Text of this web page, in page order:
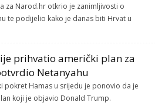
za Narod.hr otkrio je zanimljivosti o
te podijelio kako je danas biti Hrvat u
prihvatio američki plan za
Netanyahu
pokret Hamas u srijedu je ponovio da je
koji je objavio Donald Trump.